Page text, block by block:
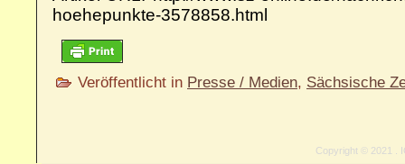
hoehepunkte-3578858.html
Veröffentlicht in Presse / Medien, Sächsische
Copyright © 2021 .